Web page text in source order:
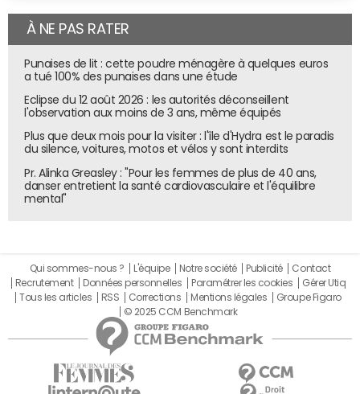
À NE PAS RATER
Punaises de lit : cette poudre ménagère à quelques euros
a tué 100% des punaises dans une étude
Eclipse du 12 août 2026 : les autorités déconseillent
l'observation aux moins de 3 ans, même équipés
Plus que deux mois pour la visiter : l'île d'Hydra est le paradis
du silence, voitures, motos et vélos y sont interdits
Pr. Alinka Greasley : "Pour les femmes de plus de 40 ans,
danser entretient la santé cardiovasculaire et l'équilibre
mental"
Qui sommes-nous ? L'équipe Notre société Publicité
Contact
Recrutement
Données personnelles Paramétrer les cookies
Gérer Utiq
Tous les articles
RSS Corrections Mentions légales
Groupe Figaro
© 2025 CCM Benchmark